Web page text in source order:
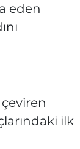
eden
ilk